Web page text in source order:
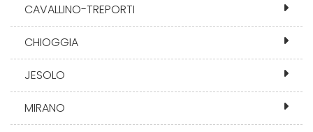
CAVALLINO-TREPORTI
CHIOGGIA
JESOLO
MIRANO